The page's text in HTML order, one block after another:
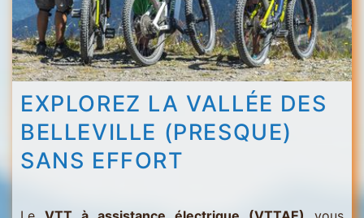
EXPLOREZ LA VALLÉE DES
BELLEVILLE (PRESQUE)
SANS EFFORT